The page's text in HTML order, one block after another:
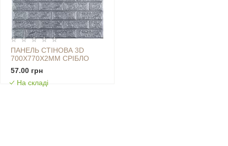
ПАНЕЛЬ СТІНОВА 3D
700Х770Х2ММ СРІБЛО
SW-00001908
57.00 грн
На складі